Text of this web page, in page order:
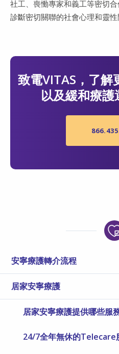
社工、喪慟專家和義工等密切
診斷密切關聯的社會心理和靈性
致電VITAS，了解
以及緩和療護
安寧療護轉介流程
居家安寧療護
居家安寧療護提供哪些服
24/7全年無休的Telecare